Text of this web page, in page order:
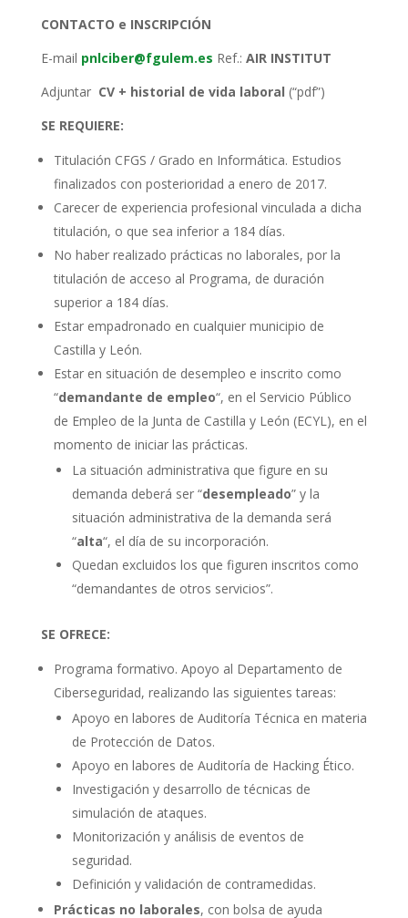
CONTACTO e INSCRIPCIÓN
E-mail pnlciber@fgulem.es Ref.: AIR INSTITUT
Adjuntar CV + historial de vida laboral (“pdf”)
SE REQUIERE:
Titulación CFGS / Grado en Informática. Estudios
finalizados con posterioridad a enero de 2017.
Carecer de experiencia profesional vinculada a dicha
titulación, o que sea inferior a 184 días.
No haber realizado prácticas no laborales, por la
titulación de acceso al Programa, de duración
superior a 184 días.
Estar empadronado en cualquier municipio de
Castilla y León.
Estar en situación de desempleo e inscrito como
“demandante de empleo“, en el Servicio Público
de Empleo de la Junta de Castilla y León (ECYL), en el
momento de iniciar las prácticas.
La situación administrativa que figure en su
demanda deberá ser “desempleado” y la
situación administrativa de la demanda será
“alta“, el día de su incorporación.
Quedan excluidos los que figuren inscritos como
“demandantes de otros servicios”.
SE OFRECE:
Programa formativo. Apoyo al Departamento de
Ciberseguridad, realizando las siguientes tareas:
Apoyo en labores de Auditoría Técnica en materia
de Protección de Datos.
Apoyo en labores de Auditoría de Hacking Ético.
Investigación y desarrollo de técnicas de
simulación de ataques.
Monitorización y análisis de eventos de
seguridad.
Definición y validación de contramedidas.
Prácticas no laborales, con bolsa de ayuda